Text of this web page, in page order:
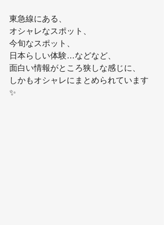
東急線にある、
オシャレなスポット、
今旬なスポット、
日本らしい体験…などなど、
面白い情報がところ狭しな感じに、
しかもオシャレにまとめられています
✨